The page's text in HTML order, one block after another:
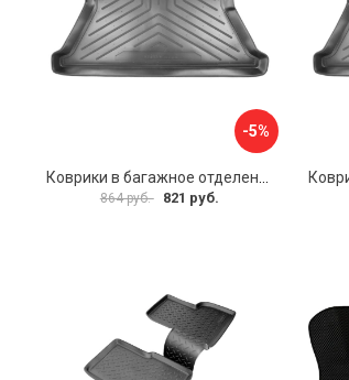
-5%
864 руб. 821 руб.